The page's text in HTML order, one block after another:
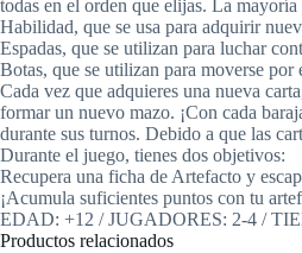
todas en el orden que elijas. La
Habilidad, que se usa para adquirir
Espadas, que se utilizan para luchar
Botas, que se utilizan para moverse por
Cada vez que adquieres una nueva
formar un nuevo mazo. ¡Con cada
durante sus turnos. Debido a que las
Durante el juego, tienes dos objetivos:
Recupera una ficha de Artefacto y
¡Acumula suficientes puntos con tu
EDAD: +12 / JUGADORES: 2-4 /
Productos relacionados